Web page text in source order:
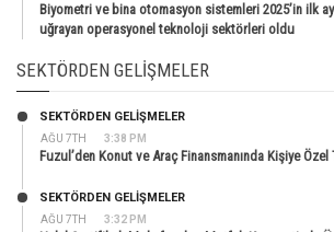
Biyometri ve bina otomasyon sistemleri 2025’in ilk
uğrayan operasyonel teknoloji sektörleri oldu
SEKTÖRDEN GELIŞMELER
AĞU 7TH 3:38 PM
SEKTÖRDEN GELIŞMELER
Fuzul’den Konut ve Araç Finansmanında Kişiye
AĞU 7TH 3:32 PM
SEKTÖRDEN GELIŞMELER